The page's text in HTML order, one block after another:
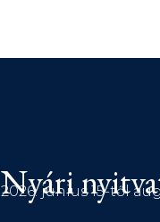
Nyári
2026. június 15-től